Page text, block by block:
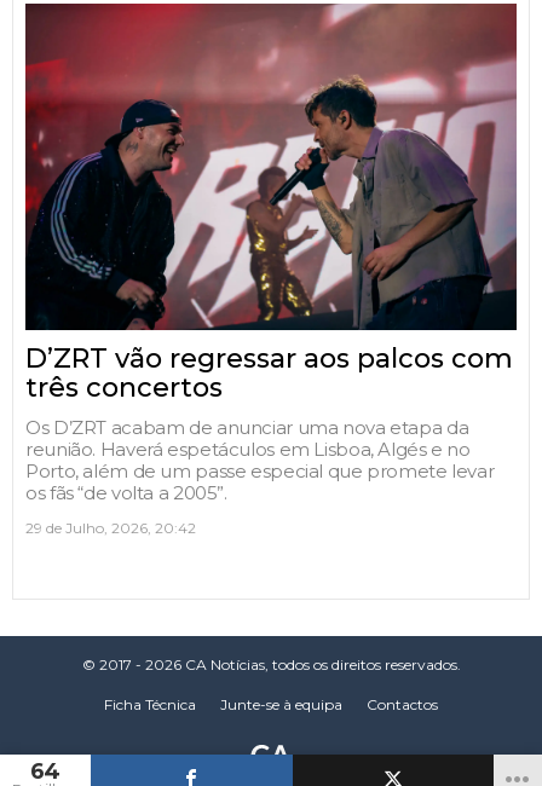
64
D’ZRT vão regressar aos palcos com
três concertos
Os D’ZRT acabam de anunciar uma nova etapa da
reunião. Haverá espetáculos em Lisboa, Algés e no
Porto, além de um passe especial que promete levar
os fãs “de volta a 2005”.
29 de Julho, 2026, 20:42
© 2017 - 2026 CA Notícias, todos os direitos reservados.
Ficha Técnica Junte-se à equipa Contactos